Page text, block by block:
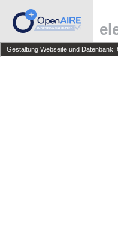
Gestaltung Webseite und